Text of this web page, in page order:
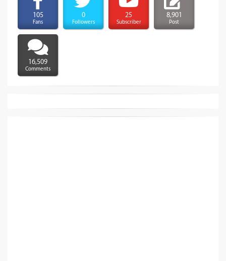
105
Fans
0
Followers
25
Subscriber
8,901
Post
16,509
Comments